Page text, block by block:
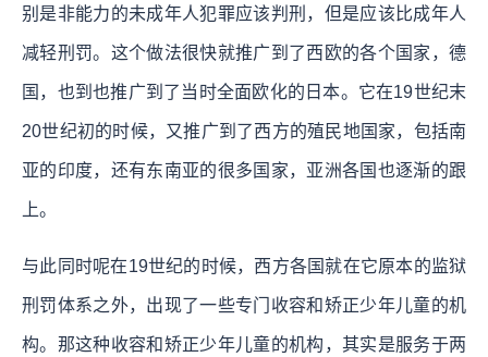
别是非能力的未成年人犯罪应该判刑，但是应该比成年人
减轻刑罚。这个做法很快就推广到了西欧的各个国家，德
国，也到也推广到了当时全面欧化的日本。它在19世纪末
20世纪初的时候，又推广到了西方的殖民地国家，包括南
亚的印度，还有东南亚的很多国家，亚洲各国也逐渐的跟
上。
与此同时呢在19世纪的时候，西方各国就在它原本的监狱
刑罚体系之外，出现了一些专门收容和矫正少年儿童的机
构。那这种收容和矫正少年儿童的机构，其实是服务于两